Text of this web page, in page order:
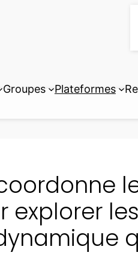
Groupes Plateformes
coordonne
explorer